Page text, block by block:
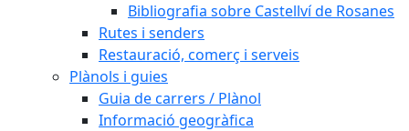
Bibliografia sobre Castellví de Rosanes
Rutes i senders
Restauració, comerç i serveis
Plànols i guies
Guia de carrers / Plànol
Informació geogràfica